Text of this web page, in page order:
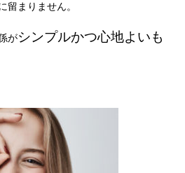
留まりません。
がシンプルかつ心地よいも